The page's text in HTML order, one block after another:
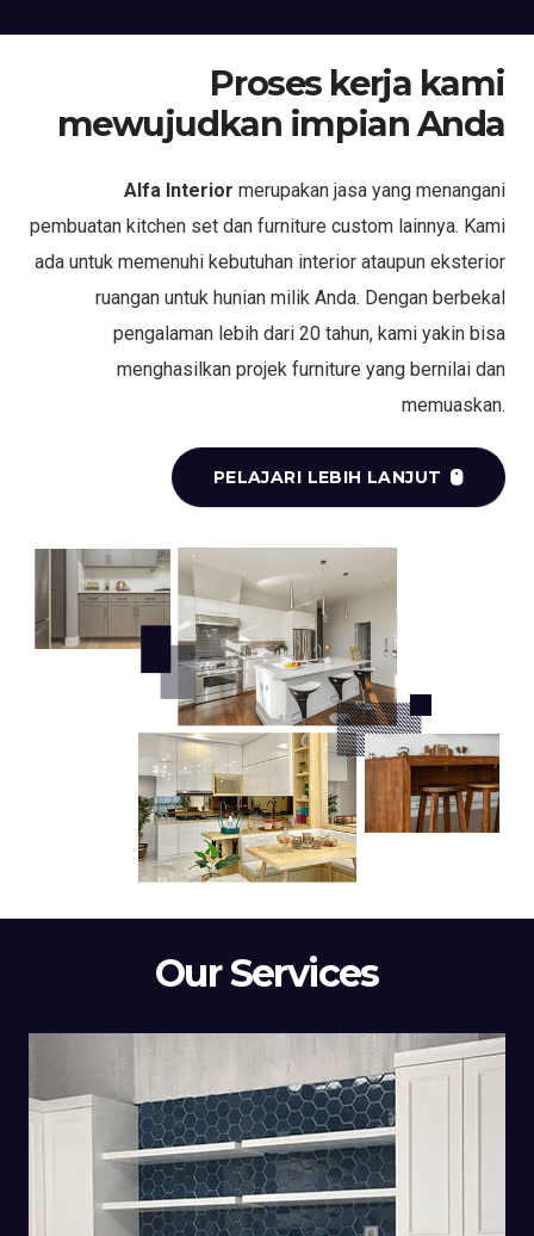
Proses kerja kami
mewujudkan impian Anda
Alfa Interior merupakan jasa yang menangani
pembuatan kitchen set dan furniture custom lainnya. Kami
ada untuk memenuhi kebutuhan interior ataupun eksterior
ruangan untuk hunian milik Anda. Dengan berbekal
pengalaman lebih dari 20 tahun, kami yakin bisa
menghasilkan projek furniture yang bernilai dan
memuaskan.
PELAJARI LEBIH LANJUT
Our Services